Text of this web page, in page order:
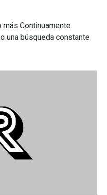
Continuamente
una búsqueda constante